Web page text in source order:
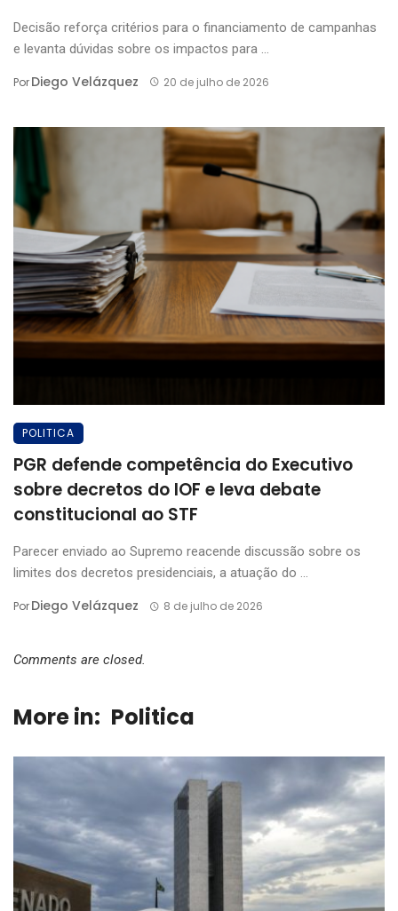
Decisão reforça critérios para o financiamento de campanhas
e levanta dúvidas sobre os impactos para ...
PorDiego Velázquez 20 de julho de 2026
POLITICA
PGR defende competência do Executivo
sobre decretos do IOF e leva debate
constitucional ao STF
Parecer enviado ao Supremo reacende discussão sobre os
limites dos decretos presidenciais, a atuação do ...
PorDiego Velázquez 8 de julho de 2026
Comments are closed.
More in: Politica